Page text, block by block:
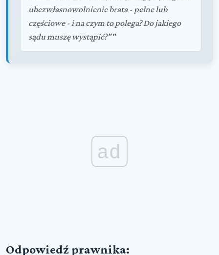
ubezwłasnowolnienie brata - pełne lub
częściowe - i na czym to polega? Do jakiego
sądu muszę wystąpić?""
ad
Odpowiedź prawnika: